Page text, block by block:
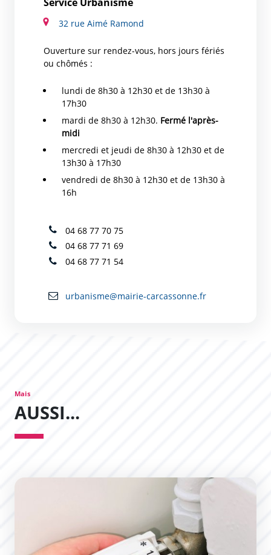
32 rue Aimé Ramond
Ouverture sur rendez-vous, hors jours fériés
ou chômés :
lundi de 8h30 à 12h30 et de 13h30 à
17h30
mardi de 8h30 à 12h30. Fermé l'après-
midi
mercredi et jeudi de 8h30 à 12h30 et de
13h30 à 17h30
vendredi de 8h30 à 12h30 et de 13h30 à
16h
04 68 77 70 75
04 68 77 71 69
04 68 77 71 54
urbanisme@mairie-carcassonne.fr
Mais
AUSSI...
Développement du réseau de chaleur en Bastide